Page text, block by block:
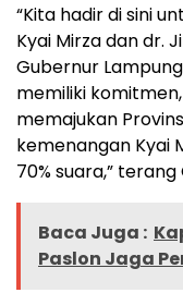
“Kita hadir di sini
Kyai Mirza dan dr.
Gubernur
memiliki
memajukan
kemenangan Kyai
70% suara,” terang
Baca Juga :
Paslon Jaga